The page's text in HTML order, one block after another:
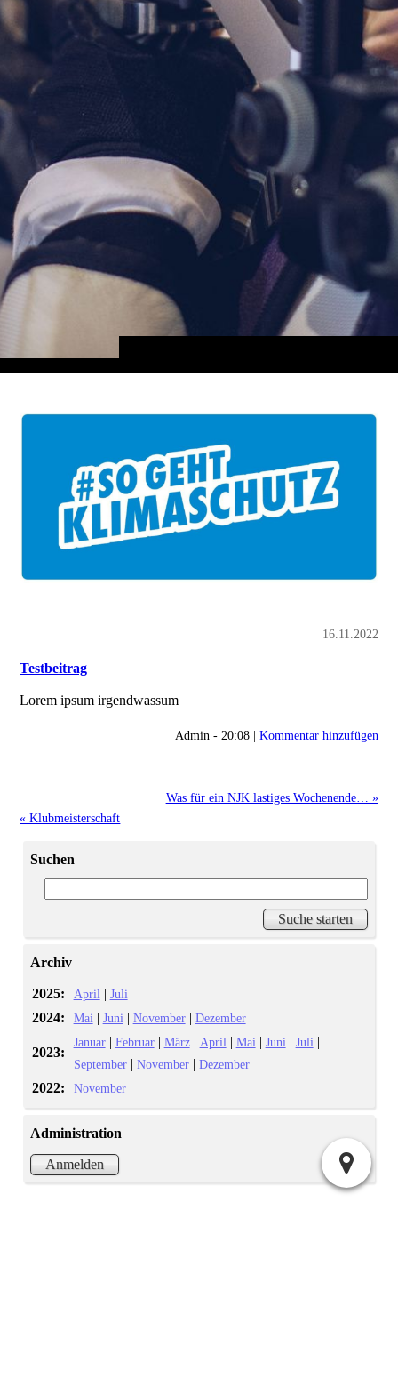
16.11.2022
Testbeitrag
Lorem ipsum irgendwassum
Admin - 20:08 | Kommentar hinzufügen
Was für ein NJK lastiges Wochenende… »
« Klubmeisterschaft
Suchen
Archiv
2025: April| Juli
2024: Mai| Juni| November| Dezember
2023:
Januar| Februar| März| April| Mai| Juni| Juli|
September| November| Dezember
2022: November
Administration
Anmelden Atom